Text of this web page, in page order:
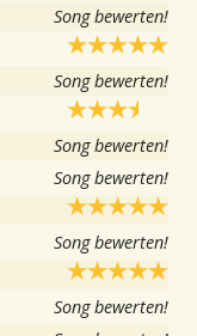
Song bewerten!
Song bewerten!
Song bewerten!
Song bewerten!
Song bewerten!
Song bewerten!